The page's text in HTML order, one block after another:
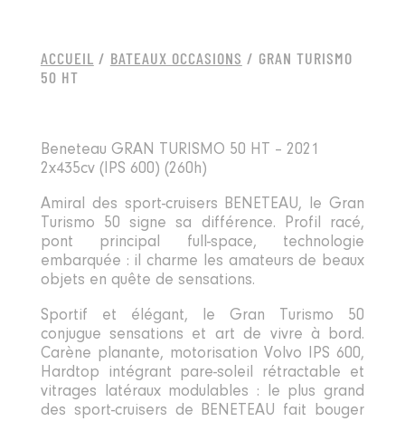
ACCUEIL / BATEAUX OCCASIONS / GRAN TURISMO
50 HT
Beneteau GRAN TURISMO 50 HT – 2021
2x435cv (IPS 600) (260h)
Amiral des sport-cruisers BENETEAU, le Gran
Turismo 50 signe sa différence. Profil racé,
pont principal full-space, technologie
embarquée : il charme les amateurs de beaux
objets en quête de sensations.
Sportif et élégant, le Gran Turismo 50
conjugue sensations et art de vivre à bord.
Carène planante, motorisation Volvo IPS 600,
Hardtop intégrant pare-soleil rétractable et
vitrages latéraux modulables : le plus grand
des sport-cruisers de BENETEAU fait bouger